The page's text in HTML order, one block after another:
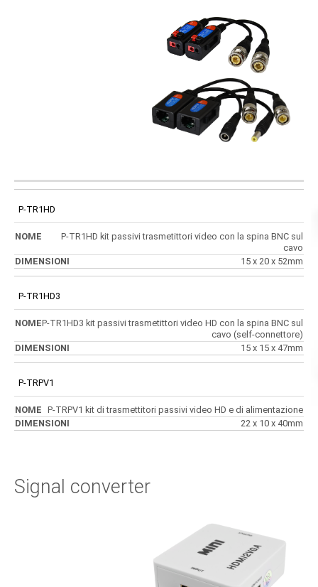
CODICE NOME DIMENSIONI
P-TR1HD
P-TR1HD kit passivi trasmetittori video con la spina BNC sul
cavo
15 x 20 x 52mm
P-TR1HD3
P-TR1HD3 kit passivi trasmetittori video HD con la spina BNC sul
cavo (self-connettore)
15 x 15 x 47mm
P-TRPV1
P-TRPV1 kit di trasmettitori passivi video HD e di alimentazione
22 x 10 x 40mm
Signal converter